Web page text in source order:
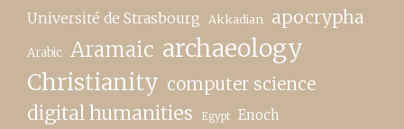
Université de Strasbourg Akkadian apocrypha
Arabic Aramaic archaeology
Christianity computer science
digital humanities Egypt Enoch